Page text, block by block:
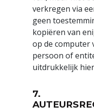
verkregen via
geen
kopiëren van
op de computer
persoon of
uitdrukkelijk
7.